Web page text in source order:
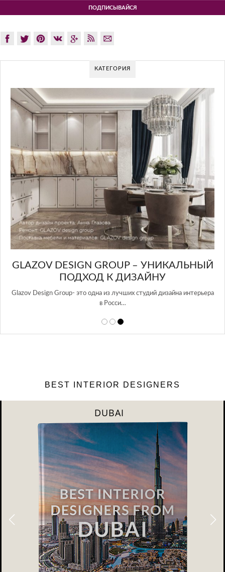
КАТЕГОРИЯ
GLAZOV DESIGN GROUP – УНИКАЛЬНЫЙ
ПОДХОД К ДИЗАЙНУ
Glazov Design Group- это одна из лучших студий дизайна интерьера
в Росси…
BEST INTERIOR DESIGNERS
DUBAI